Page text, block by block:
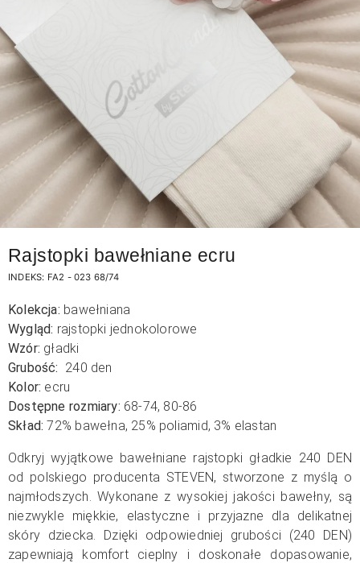
Rajstopki bawełniane ecru
INDEKS: FA2 - 023 68/74
Kolekcja: bawełniana
Wygląd: rajstopki jednokolorowe
Wzór: gładki
Grubość: 240 den
Kolor: ecru
Dostępne rozmiary: 68-74, 80-86
Skład: 72% bawełna, 25% poliamid, 3% elastan
Odkryj wyjątkowe bawełniane rajstopki gładkie 240 DEN
od polskiego producenta STEVEN, stworzone z myślą o
najmłodszych. Wykonane z wysokiej jakości bawełny, są
niezwykle miękkie, elastyczne i przyjazne dla delikatnej
skóry dziecka. Dzięki odpowiedniej grubości (240 DEN)
zapewniają komfort cieplny i doskonałe dopasowanie,